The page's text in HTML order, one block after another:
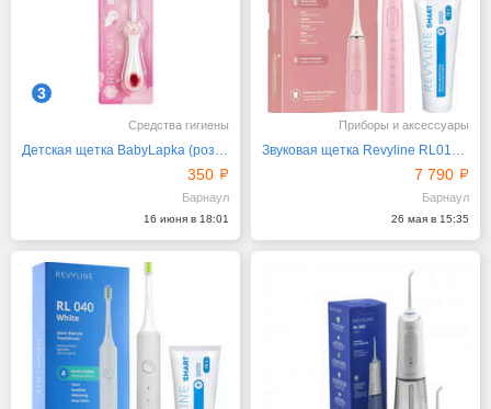
3
Средства гигиены
Детская щетка BabyLapka (розовая) от Revyline
350
Барнаул
16 июня в 18:01
Приборы и аксессуары
Звуковая щетка Revyline RL015 Pink и паста для зубов
7 790
Барнаул
26 мая в 15:35